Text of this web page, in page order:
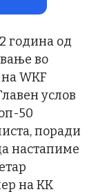
година од
во
WKF
услов
50
поради
настапиме
на КК